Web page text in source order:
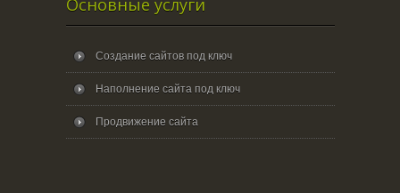
Основные услуги
Создание сайтов под ключ
Наполнение сайта под ключ
Продвижение сайта